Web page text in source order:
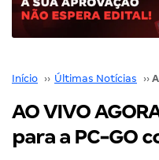
Início ›› Últimas Notícias ››
AO VIVO
para a PC-GO